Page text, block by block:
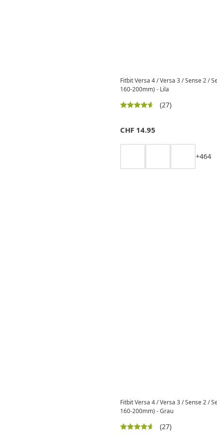
Fitbit Versa 4 / Versa 3 / Sense 2 /
160-200mm) - Lila
(27)
CHF 14.95
+464
Fitbit Versa 4 / Versa 3 / Sense 2 /
160-200mm) - Grau
(27)